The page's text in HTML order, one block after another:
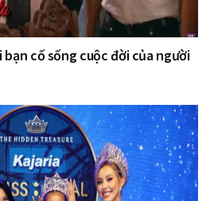
bạn cố sống cuộc đời của người